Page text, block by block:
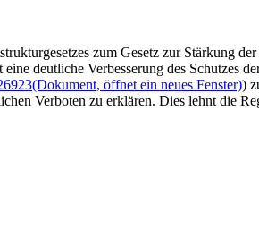
zum Gesetz zur Stärkung
eine deutliche Verbesserung des Schutzes
(Dokument, öffnet ein neues Fenster))
Verboten zu erklären. Dies lehnt die